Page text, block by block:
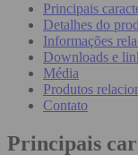
Principais
Detalhes do
Informações
Downloads e
Média
Produtos
Contato
Principais